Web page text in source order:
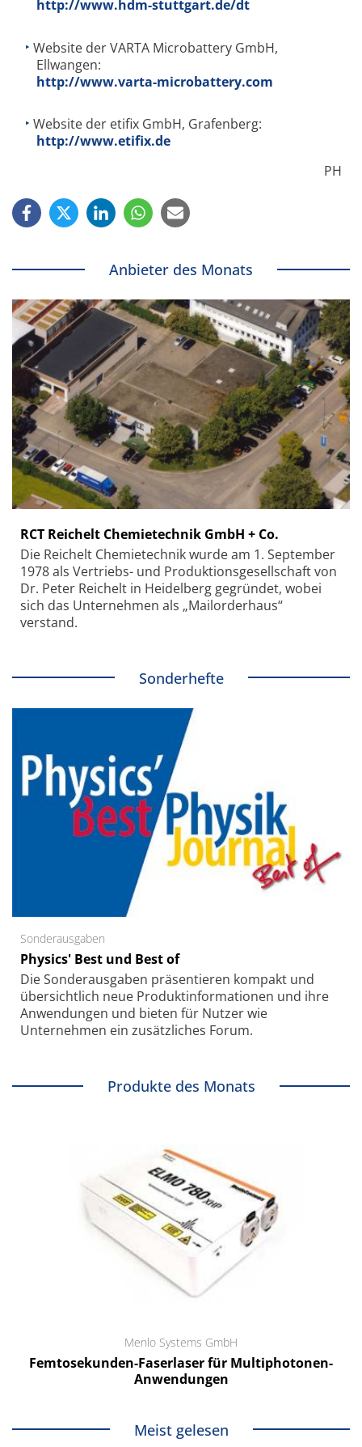
http://www.hdm-stuttgart.de/dt
Website der VARTA Microbattery GmbH,
Ellwangen:
http://www.varta-microbattery.com
Website der etifix GmbH, Grafenberg:
http://www.etifix.de
PH
Anbieter des Monats
RCT Reichelt Chemietechnik GmbH + Co.
Die Reichelt Chemietechnik wurde am 1. September
1978 als Vertriebs- und Produktionsgesellschaft von
Dr. Peter Reichelt in Heidelberg gegründet, wobei
sich das Unternehmen als „Mailorderhaus“
verstand.
Sonderhefte
Sonderausgaben
Physics' Best und Best of
Die Sonder­ausgaben präsentieren kompakt und
übersichtlich neue Produkt­informationen und ihre
Anwendungen und bieten für Nutzer wie
Unternehmen ein zusätzliches Forum.
Produkte des Monats
Menlo Systems GmbH
Femtosekunden-Faserlaser für Multiphotonen-
Anwendungen
Meist gelesen